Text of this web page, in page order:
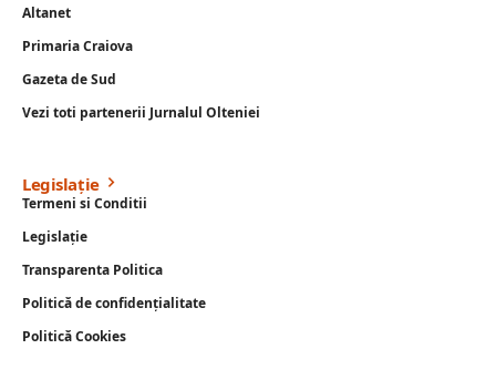
Altanet
Primaria Craiova
Gazeta de Sud
Vezi toti partenerii Jurnalul Olteniei
Legislație
Termeni si Conditii
Legislație
Transparenta Politica
Politică de confidențialitate
Politică Cookies